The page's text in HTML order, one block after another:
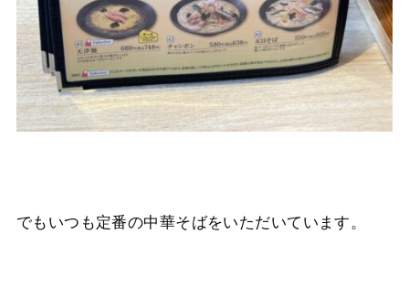
でもいつも定番の中華そばをいただいています。